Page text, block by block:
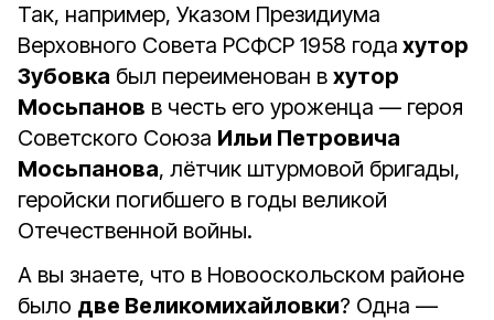
Так, например, Указом Президиума
Верховного Совета РСФСР 1958 года хутор
Зубовка был переименован в хутор
Мосьпанов в честь его уроженца — героя
Советского Союза Ильи Петровича
Мосьпанова, лётчик штурмовой бригады,
геройски погибшего в годы великой
Отечественной войны.
А вы знаете, что в Новооскольском районе
было две Великомихайловки? Одна —